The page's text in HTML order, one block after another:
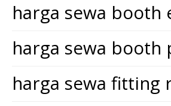
harga sewa booth
harga sewa booth
harga sewa fitting